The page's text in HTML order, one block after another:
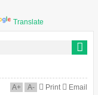
Translate
A+ A- Print Email